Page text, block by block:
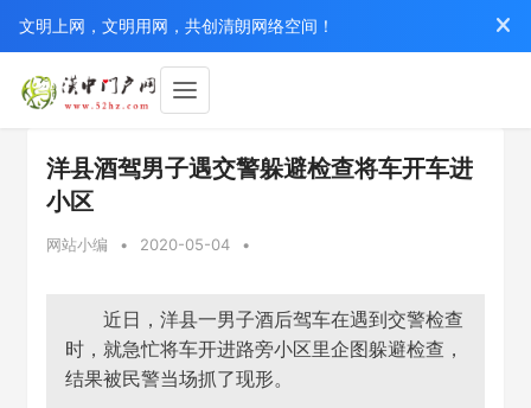
文明上网，文明用网，共创清朗网络空间！
洋县酒驾男子遇交警躲避检查将车开车进
小区
网站小编 • 2020-05-04 •
近日，洋县一男子酒后驾车在遇到交警检查
时，就急忙将车开进路旁小区里企图躲避检查，
结果被民警当场抓了现形。